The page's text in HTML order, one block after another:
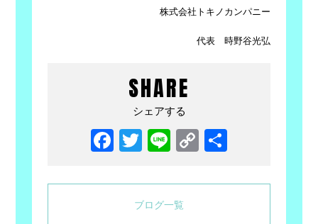
株式会社トキノカンパニー
代表 時野谷光弘
SHARE
シェアする
Facebook
Twitter
LineCopy
ブログ一覧